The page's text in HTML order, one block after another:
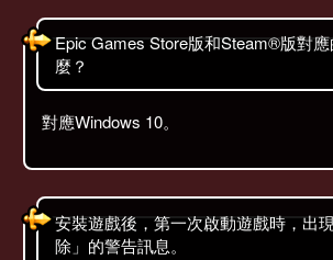
Epic Games Store版和Steam®版對
麼？
對應Windows 10。
安裝遊戲後，第一次啟動遊戲時，出
除」的警告訊息。